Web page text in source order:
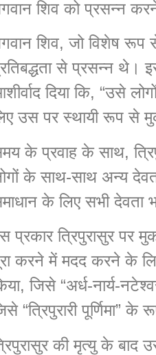
शिव को प्रसन्न
शिव, जो विशेष रूप
से प्रसन्न थे।
दिया कि, “उसे
उस पर स्थायी रूप से
के प्रवाह के साथ,
के साथ-साथ अन्य
के लिए सभी देवता
प्रकार त्रिपुरासुर पर
करने में मदद करने के
जिसे “अर्ध-नार्य-
“त्रिपुरारी पूर्णिमा” के
की मृत्यु के बाद